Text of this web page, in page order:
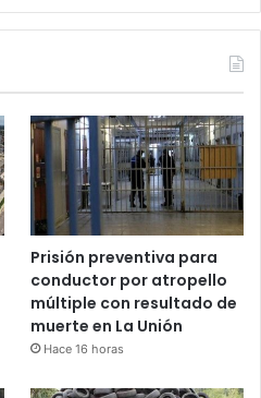
Prisión preventiva para
conductor por atropello
múltiple con resultado de
muerte en La Unión
Hace 16 horas